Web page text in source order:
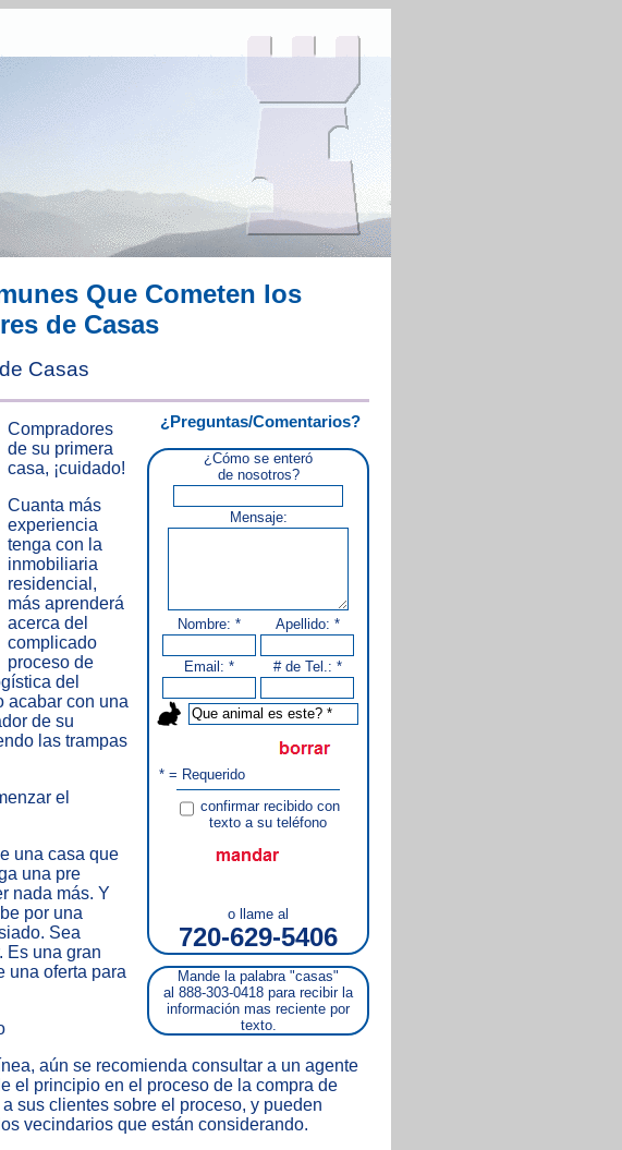
Que Cometen los
de Casas
Casas
¿Preguntas/Comentarios?
¿Cómo se enteró
de nosotros?
Mensaje:
Nombre: * Apellido: *
Email: * # de Tel.: *
* = Requerido
confirmar recibido con
texto a su teléfono
o llame al
720-629-5406
Mande la palabra "casas"
al 888-303-0418 para recibir la
información mas reciente por
texto.
Compradores
de su primera
casa, ¡cuidado!
Cuanta más
experiencia
tenga con la
inmobiliaria
residencial,
más aprenderá
acerca del
complicado
proceso de
del
acabar con una
de su
las trampas
el
una casa que
una pre
nada más. Y
por una
Sea
Es una gran
una oferta para
aún se recomienda consultar a un agente
el principio en el proceso de la compra de
sus clientes sobre el proceso, y pueden
vecindarios que están considerando.